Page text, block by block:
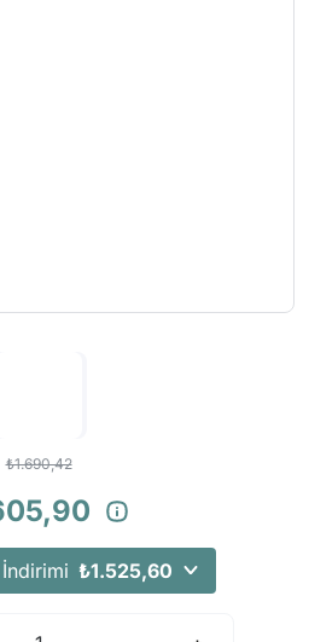
₺1.690,42
₺1.525,60